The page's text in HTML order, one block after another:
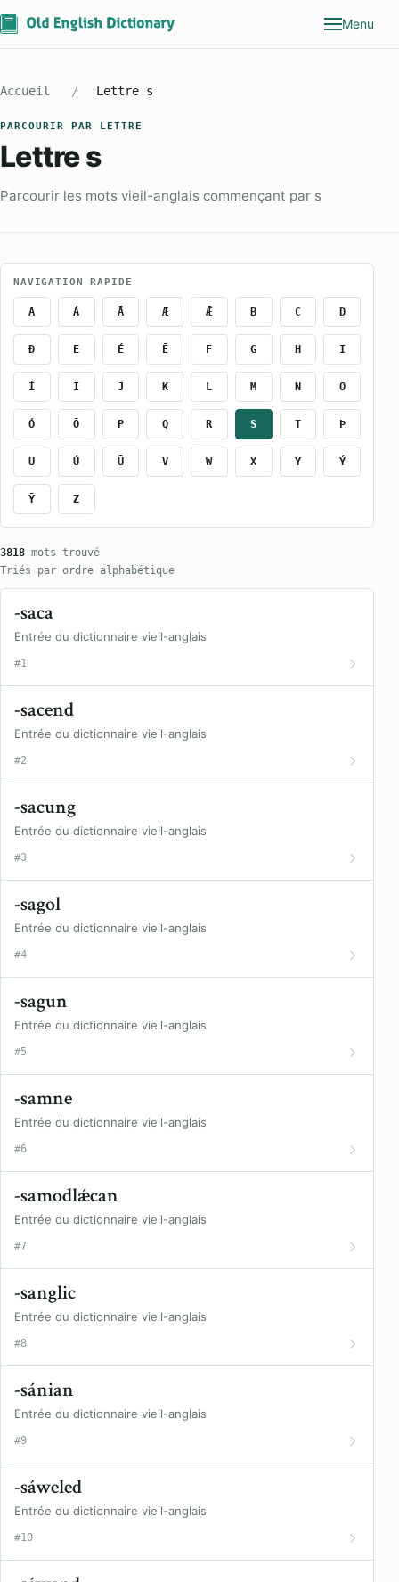
Menu
Accueil Lettre s
PARCOURIR PAR LETTRE
Lettre s
Parcourir les mots vieil-anglais commençant par s
NAVIGATION RAPIDE
A Á Ā Æ Ǣ B C D
Ð E É Ē F G H I
Í Ī J K L M N O
Ó Ō P Q R S T Þ
U Ú Ū V W X Y Ý
Ȳ Z
3818 mots trouvé
Triés par ordre alphabétique
-saca
Entrée du dictionnaire vieil-anglais
#1
-sacend
Entrée du dictionnaire vieil-anglais
#2
-sacung
Entrée du dictionnaire vieil-anglais
#3
-sagol
Entrée du dictionnaire vieil-anglais
#4
-sagun
Entrée du dictionnaire vieil-anglais
#5
-samne
Entrée du dictionnaire vieil-anglais
#6
-samodlǽcan
Entrée du dictionnaire vieil-anglais
#7
-sanglic
Entrée du dictionnaire vieil-anglais
#8
-sánian
Entrée du dictionnaire vieil-anglais
#9
-sáweled
Entrée du dictionnaire vieil-anglais
#10